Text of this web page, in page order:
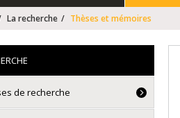
La recherche Thèses et mémoires
de recherche